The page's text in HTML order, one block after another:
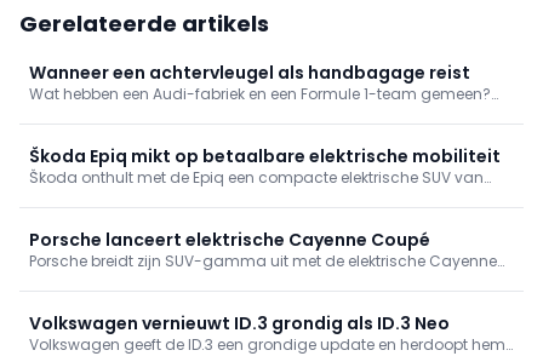
Gerelateerde artikels
Wanneer een achtervleugel als handbagage reist
Wat hebben een Audi-fabriek en een Formule 1-team gemeen?
complexere wereld.
Škoda Epiq mikt op betaalbare elektrische mobiliteit
Škoda onthult met de Epiq een compacte elektrische SUV van
Porsche lanceert elektrische Cayenne Coupé
Porsche breidt zijn SUV-gamma uit met de elektrische Cayenne
een rijbereik tot 669 km.
Volkswagen vernieuwt ID.3 grondig als ID.3 Neo
Volkswagen geeft de ID.3 een grondige update en herdoopt hem